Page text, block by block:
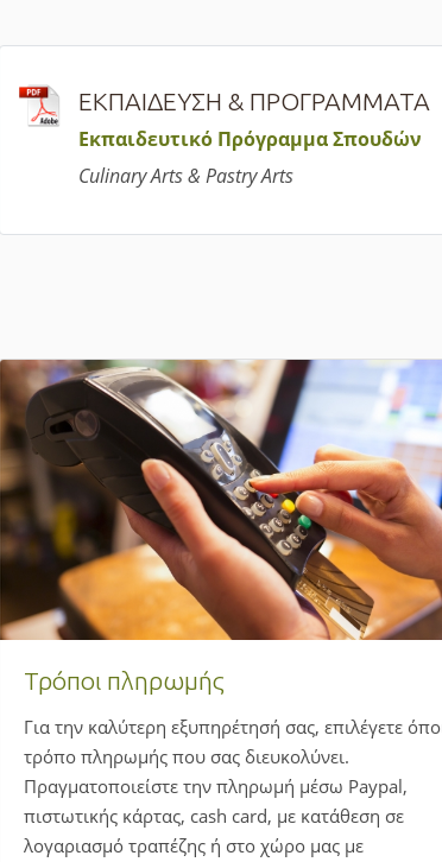
ΕΚΠΑΙΔΕΥΣΗ & ΠΡΟΓΡΑΜΜΑΤΑ
Εκπαιδευτικό Πρόγραμμα Σπουδών
Culinary Arts & Pastry Arts